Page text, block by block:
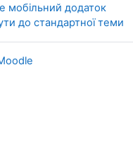
мобільний додаток
до стандартної теми